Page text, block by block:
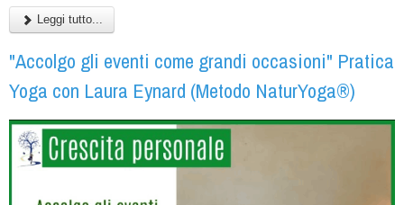
Leggi tutto...
"Accolgo gli eventi come grandi occasioni" Pratica
Yoga con Laura Eynard (Metodo NaturYoga®)